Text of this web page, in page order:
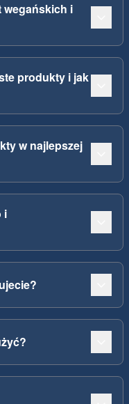
wegańskich i
produkty i jak
w najlepszej
i